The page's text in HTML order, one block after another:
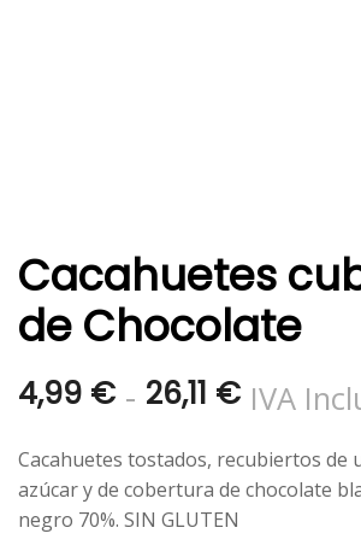
Cacahuetes
de Chocolate
4,99 € - 26,11 €Rango
de
IVA
Cacahuetes tostados, recubiertos de
azúcar y de cobertura de chocolate
negro 70%. SIN GLUTEN